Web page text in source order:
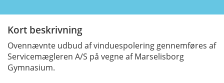
Kort beskrivning
Ovennævnte udbud af vinduespolering gennemføres af
Servicemægleren A/S på vegne af Marselisborg
Gymnasium.